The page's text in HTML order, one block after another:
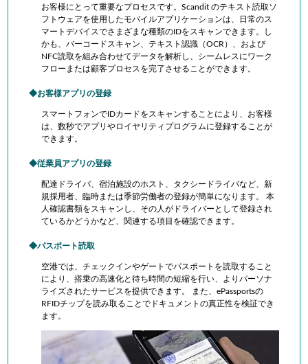
お客様にとって重要なプロセスです。Scandit のテキスト読取ソ
フトウェアを使用したモバイルアプリケーションは、日常のス
マートデバイスでさまざまな種類のIDをスキャンできます。し
かも、バーコードスキャン、テキスト認識（OCR）、および
NFC読取を組み合わせてデータを解析し、シームレスにワーク
フローまたは顧客プロセスを完了させることができます。
お客様アプリの登録
スマートフォンでIDカードをスキャンすることにより、お客様
は、数秒でアプリやロイヤリティプログラムに登録することが
できます。
従業員アプリの登録
配達ドライバ、宿泊施設のホスト、タクシードライバなど、新
規採用者、臨時または季節労働者の登録が簡単になります。
本
人確認書類をスキャンし、その人がドライバーとして登録され
ているかどうかなど、関連する項目を確認できます。
パスポート読取
空港では、チェックインやゲートでパスポートを読取すること
により、搭乗の高速化と待ち時間の短縮を行い、よりパーソナ
ライズされたサービスを提供できます。
また、ePassportsの
RFIDチップを読み取ることでドキュメントの真正性を検証でき
ます。